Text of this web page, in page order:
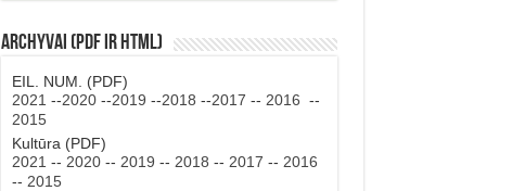
Archyvai (PDF ir HTML)
EIL. NUM. (PDF)
2021 --2020--2019 --2018 --2017 -- 2016 --
2015
Kultūra (PDF)
2021 -- 2020-- 2019 -- 2018 -- 2017 -- 2016
-- 2015